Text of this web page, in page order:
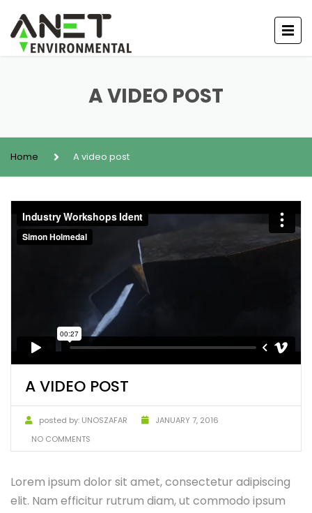
A VIDEO POST
Home A video post
A VIDEO POST
posted by: UNOSZAFAR
JANUARY 7, 2016
NO COMMENTS
Lorem ipsum dolor sit amet, consectetur adipiscing
elit. Nam efficitur rutrum diam, ut commodo ipsum